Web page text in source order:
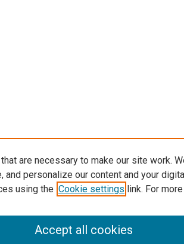
are necessary to make our site work.
and personalize our content and your
using the Cookie settings link. For
Accept all cookies